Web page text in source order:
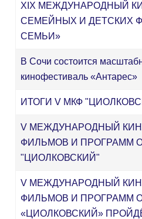
XIX МЕЖДУНАРОДНЫЙ
СЕМЕЙНЫХ И ДЕТСКИХ
СЕМЬИ»
В Сочи состоится
кинофестиваль «Антарес»
ИТОГИ V МКФ
V МЕЖДУНАРОДНЫЙ
ФИЛЬМОВ И ПРОГРАММ
"ЦИОЛКОВСКИЙ"
V МЕЖДУНАРОДНЫЙ
ФИЛЬМОВ И ПРОГРАММ
«ЦИОЛКОВСКИЙ»